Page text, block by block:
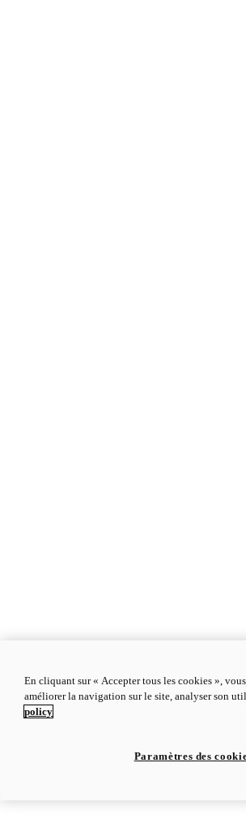
En cliquant sur « Accepter tous les cookies »,
améliorer la navigation sur le site, analyser son
policy
Paramètres des